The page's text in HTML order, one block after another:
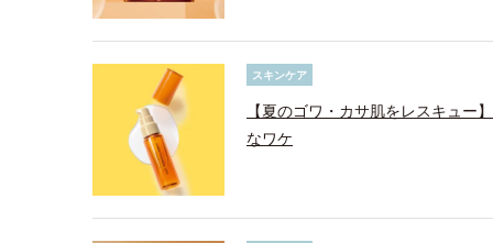
スキンケア
【夏のゴワ・カサ肌をレスキュー
なワケ